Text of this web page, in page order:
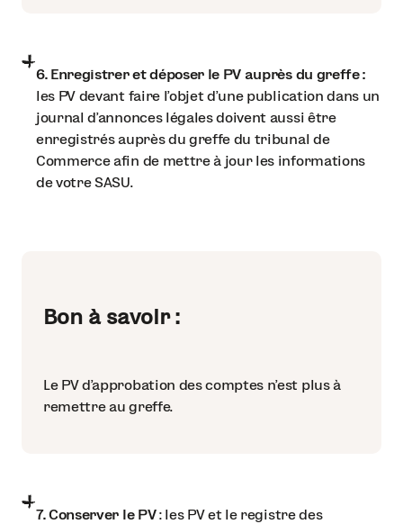
6. Enregistrer et déposer le PV auprès du greffe :
les PV devant faire l’objet d’une publication dans un
journal d’annonces légales doivent aussi être
enregistrés auprès du greffe du tribunal de
Commerce afin de mettre à jour les informations
de votre SASU.
Bon à savoir :
Le PV d’approbation des comptes n’est plus à
remettre au greffe.
7. Conserver le PV: les PV et le registre des